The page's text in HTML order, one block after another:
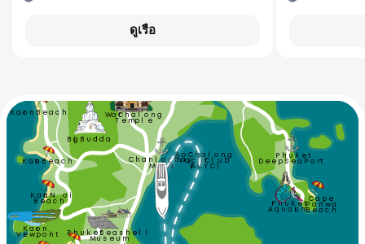
ดูเรือ
Phuket Seashell
Museum
Karon Beach
Kata Beach
Kata Noi
Beach
Karon
Viewpoint
Big Budda
Wat Chalong
Temple
Ao Chalong
Phuket
Aquarium
Cape
Panwa
Beach
Phuket
Yacht Club
(ACYC) Deep Sea Port
Chanlog Bay
Marina